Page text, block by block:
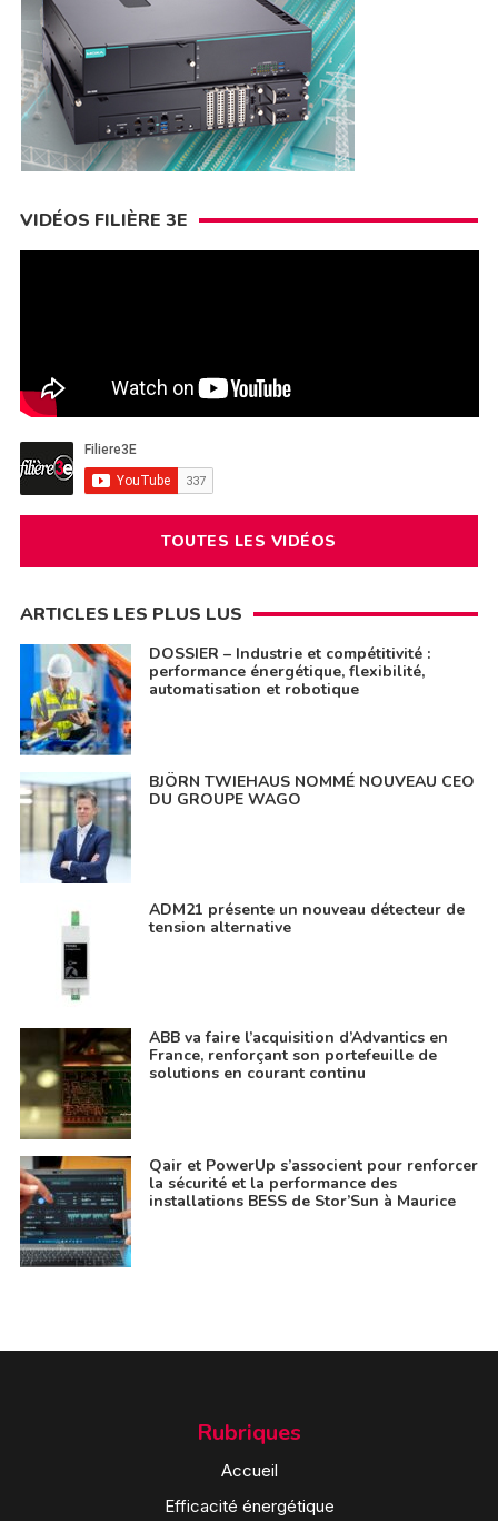
VIDÉOS FILIÈRE 3E
TOUTES LES VIDÉOS
ARTICLES LES PLUS LUS
DOSSIER – Industrie et compétitivité :
performance énergétique, flexibilité,
automatisation et robotique
BJÖRN TWIEHAUS NOMMÉ NOUVEAU CEO
DU GROUPE WAGO
ADM21 présente un nouveau détecteur de
tension alternative
ABB va faire l’acquisition d’Advantics en
France, renforçant son portefeuille de
solutions en courant continu
Qair et PowerUp s’associent pour renforcer
la sécurité et la performance des
installations BESS de Stor’Sun à Maurice
Rubriques
Accueil
Efficacité énergétique